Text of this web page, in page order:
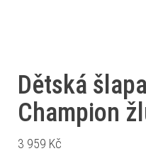
Dětská
Champion
3 959 Kč